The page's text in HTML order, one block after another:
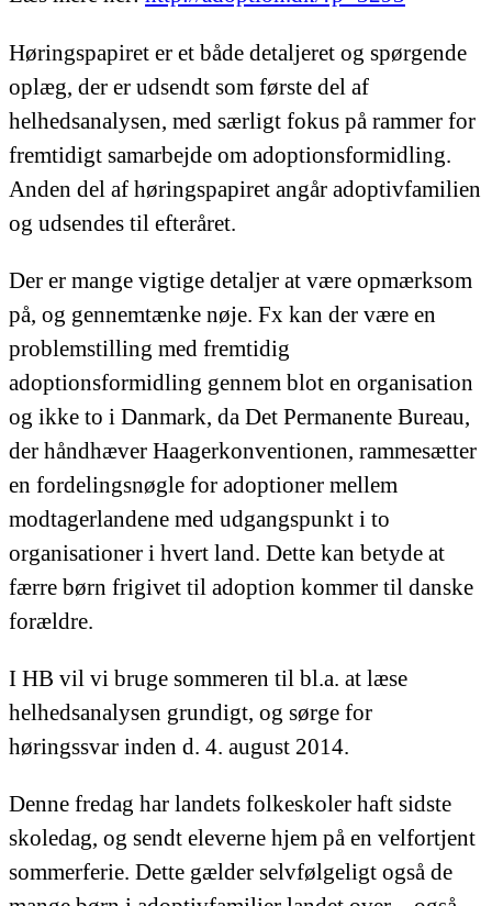
Høringspapiret er et både detaljeret og spørgende
oplæg, der er udsendt som første del af
helhedsanalysen, med særligt fokus på rammer for
fremtidigt samarbejde om adoptionsformidling.
Anden del af høringspapiret angår adoptivfamilien
og udsendes til efteråret.
Der er mange vigtige detaljer at være opmærksom
på, og gennemtænke nøje. Fx kan der være en
problemstilling med fremtidig
adoptionsformidling gennem blot en organisation
og ikke to i Danmark, da Det Permanente Bureau,
der håndhæver Haagerkonventionen, rammesætter
en fordelingsnøgle for adoptioner mellem
modtagerlandene med udgangspunkt i to
organisationer i hvert land. Dette kan betyde at
færre børn frigivet til adoption kommer til danske
forældre.
I HB vil vi bruge sommeren til bl.a. at læse
helhedsanalysen grundigt, og sørge for
høringssvar inden d. 4. august 2014.
Denne fredag har landets folkeskoler haft sidste
skoledag, og sendt eleverne hjem på en velfortjent
sommerferie. Dette gælder selvfølgeligt også de